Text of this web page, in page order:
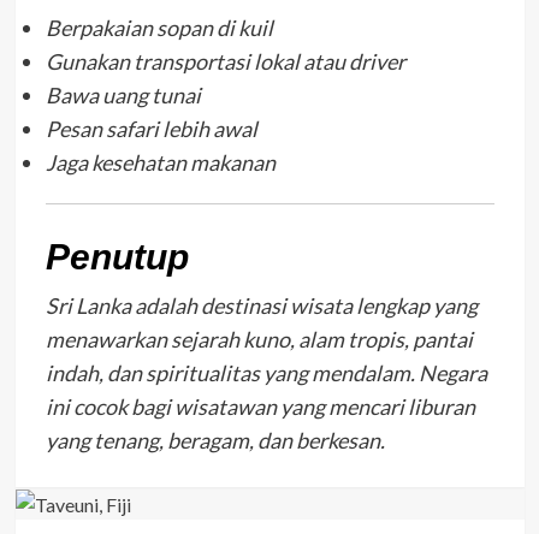
Berpakaian sopan di kuil
Gunakan transportasi lokal atau driver
Bawa uang tunai
Pesan safari lebih awal
Jaga kesehatan makanan
Penutup
Sri Lanka adalah destinasi wisata lengkap yang
menawarkan sejarah kuno, alam tropis, pantai
indah, dan spiritualitas yang mendalam. Negara
ini cocok bagi wisatawan yang mencari liburan
yang tenang, beragam, dan berkesan.